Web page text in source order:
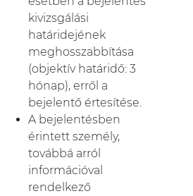
kivizsgálási
határidejének
meghosszabbítása
(objektív határidő: 3
hónap), erről a
bejelentő értesítése.
A bejelentésben
érintett személy,
továbbá arról
információval
rendelkező